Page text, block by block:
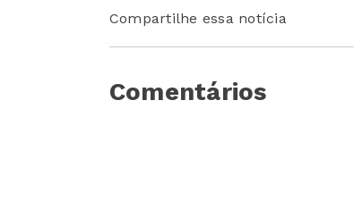
Compartilhe essa notícia
Comentários